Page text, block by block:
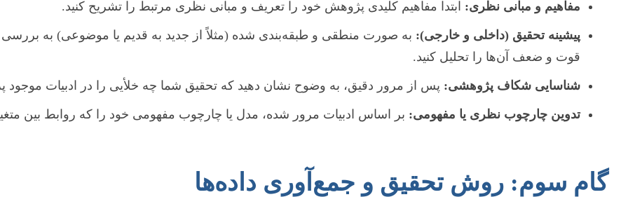
مفاهیم و مبانی نظری: ابتدا مفاهیم کلیدی پژوهش خود را تعریف و مبانی نظری مرتبط را تشریح کنید.
پیشینه تحقیق (داخلی و خارجی): به صورت منطقی و طبقه‌بندی شده (مثلاً از جدید به قدیم یا موضوعی) به بررسی
قوت و ضعف آن‌ها را تحلیل کنید.
شناسایی شکاف پژوهشی: پس از مرور دقیق، به وضوح نشان دهید که تحقیق شما چه خلأیی را در ادبیات موجود
تدوین چارچوب نظری یا مفهومی: بر اساس ادبیات مرور شده، مدل یا چارچوب مفهومی خود را که روابط بین
گام سوم: روش تحقیق و جمع‌آوری داده‌ها